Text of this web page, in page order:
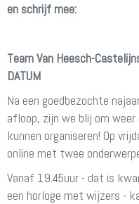
en schrijf mee:
Team Van Heesch-
DATUM
Na een goedbezochte
afloop, zijn we blij om
kunnen organiseren! Op
online met twee
Vanaf 19.45uur - dat is
een horloge met wijzers -